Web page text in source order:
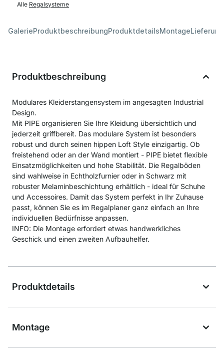
Alle Regalsysteme
GalerieProduktbeschreibungProduktdetailsMontage
Produktbeschreibung
Modulares Kleiderstangensystem im angesagten Industrial
Design.
Mit PIPE organisieren Sie Ihre Kleidung übersichtlich und
jederzeit griffbereit. Das modulare System ist besonders
robust und durch seinen hippen Loft Style einzigartig. Ob
freistehend oder an der Wand montiert - PIPE bietet flexible
Einsatzmöglichkeiten und hohe Stabilität. Die Regalböden
sind wahlweise in Echtholzfurnier oder in Schwarz mit
robuster Melaminbeschichtung erhältlich - ideal für Schuhe
und Accessoires. Damit das System perfekt in Ihr Zuhause
passt, können Sie es im Regalplaner ganz einfach an Ihre
individuellen Bedürfnisse anpassen.
INFO: Die Montage erfordert etwas handwerkliches
Geschick und einen zweiten Aufbauhelfer.
Produktdetails
Montage